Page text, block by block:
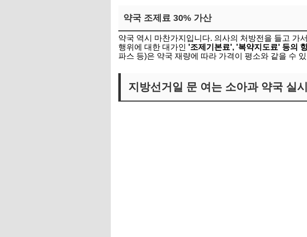
약국 조제료 30% 가산
약국 역시 마찬가지입니다. 의사의 처방전을 들고 가
행위에 대한 대가인 '조제기본료', '복약지도료' 등의
파스 등)은 약국 재량에 따라 가격이 평소와 같을 수
지방선거일 문 여는 소아과 약국 실